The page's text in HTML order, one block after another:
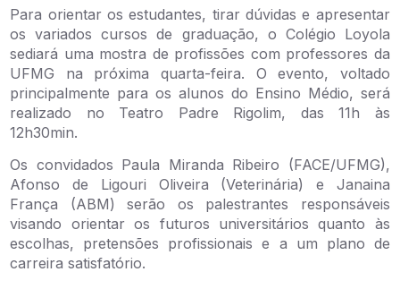
Para orientar os estudantes, tirar dúvidas e apresentar
os variados cursos de graduação, o Colégio Loyola
sediará uma mostra de profissões com professores da
UFMG na próxima quarta-feira. O evento, voltado
principalmente para os alunos do Ensino Médio, será
realizado no Teatro Padre Rigolim, das 11h às
12h30min.
Os convidados Paula Miranda Ribeiro (FACE/UFMG),
Afonso de Ligouri Oliveira (Veterinária) e Janaina
França (ABM) serão os palestrantes responsáveis
visando orientar os futuros universitários quanto às
escolhas, pretensões profissionais e a um plano de
carreira satisfatório.